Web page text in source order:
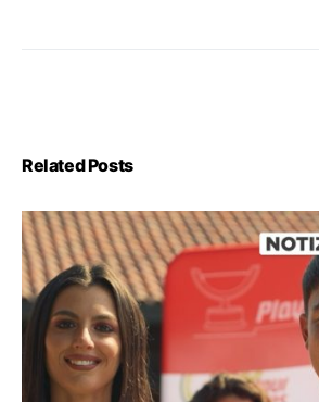
Related Posts